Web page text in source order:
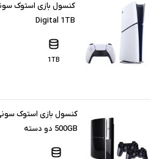
Digital 1TB
1TB
500GB دو دسته